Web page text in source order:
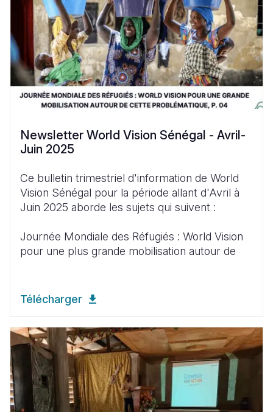
Newsletter World Vision Sénégal - Avril-
Juin 2025
Ce bulletin trimestriel d'information de World
Vision Sénégal pour la période allant d'Avril à
Juin 2025 aborde les sujets qui suivent :
Journée Mondiale des Réfugiés : World Vision
pour une plus grande mobilisation autour de
Télécharger